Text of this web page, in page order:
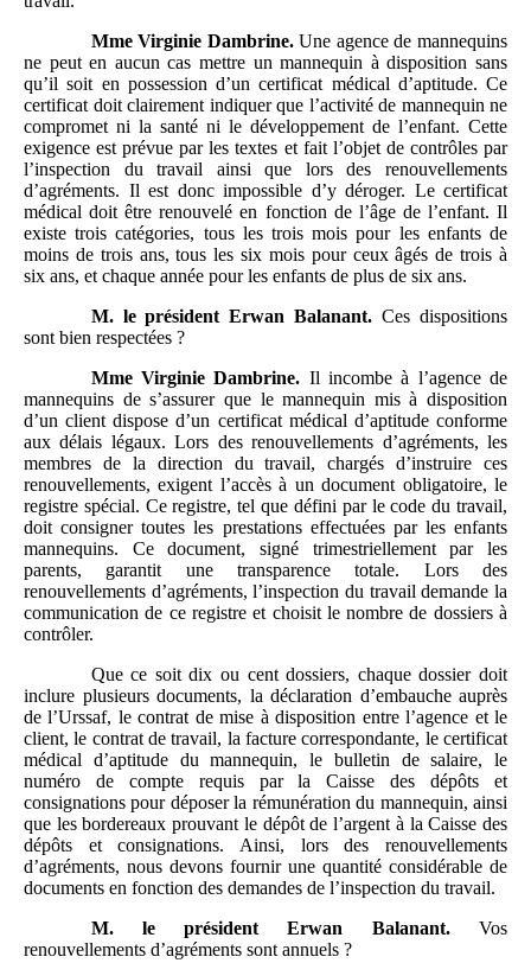
Mme Virginie Dambrine.Une agence de mannequins
ne peut en aucun cas mettre un mannequin à disposition sans
qu’il soit en possession d’un certificat médical d’aptitude. Ce
certificat doit clairement indiquer que l’activité de mannequin ne
compromet ni la santé ni le développement de l’enfant. Cette
exigence est prévue par les textes et fait l’objet de contrôles par
l’inspection du travail ainsi que lors des renouvellements
d’agréments. Il est donc impossible d’y déroger. Le certificat
médical doit être renouvelé en fonction de l’âge de l’enfant. Il
existe trois catégories, tous les trois mois pour les enfants de
moins de trois ans, tous les six mois pour ceux âgés de trois à
six ans, et chaque année pour les enfants de plus de six ans.
M. le président Erwan Balanant. Ces dispositions
sont bien respectées ?
Mme Virginie Dambrine. Il incombe à l’agence de
mannequins de s’assurer que le mannequin mis à disposition
d’un client dispose d’un certificat médical d’aptitude conforme
aux délais légaux. Lors des renouvellements d’agréments, les
membres de la direction du travail, chargés d’instruire ces
renouvellements, exigent l’accès à un document obligatoire, le
registre spécial. Ce registre, tel que défini par le code du travail,
doit consigner toutes les prestations effectuées par les enfants
mannequins. Ce document, signé trimestriellement par les
parents, garantit une transparence totale. Lors des
renouvellements d’agréments, l’inspection du travail demande la
communication de ce registre et choisit le nombre de dossiers à
contrôler.
Que ce soit dix ou cent dossiers, chaque dossier doit
inclure plusieurs documents, la déclaration d’embauche auprès
de l’Urssaf, le contrat de mise à disposition entre l’agence et le
client, le contrat de travail, la facture correspondante, le certificat
médical d’aptitude du mannequin, le bulletin de salaire, le
numéro de compte requis par la Caisse des dépôts et
consignations pour déposer la rémunération du mannequin, ainsi
que les bordereaux prouvant le dépôt de l’argent à la Caisse des
dépôts et consignations. Ainsi, lors des renouvellements
d’agréments, nous devons fournir une quantité considérable de
documents en fonction des demandes de l’inspection du travail.
M.
le président Erwan Balanant.Vos
renouvellements d’agréments sont annuels ?